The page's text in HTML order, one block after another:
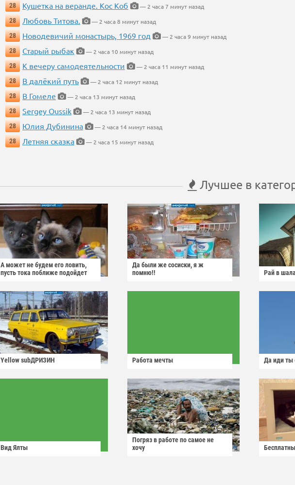
28 Кушетка на веранде. Кос Коб
— 2 часа 7 минут назад
28
Любовь Титова.
— 2 часа 8 минут назад
28
Новодевичий монастырь, 1969 год
— 2 часа 9 минут назад
28
Старый рыбак
— 2 часа 10 минут назад
28
К вечеру самодеятельности
— 2 часа 11 минут назад
28
В далёкий путь
— 2 часа 12 минут назад
28
В Гомеле
— 2 часа 13 минут назад
28
Sergey Oussik
— 2 часа 13 минут назад
28
Юлия Дубинина
— 2 часа 14 минут назад
28
Летняя сказка — 2 часа 15 минут назад
Лучшее в
А может не будем его ловить,
пусть тока поближе подойдет
Да были же сосиски, я ж
помню!!
Рай в
Yellow subДРИЗИН Работа мечты Да иди ты
Вид Ялты
Погряз в работе по самое не
хочу